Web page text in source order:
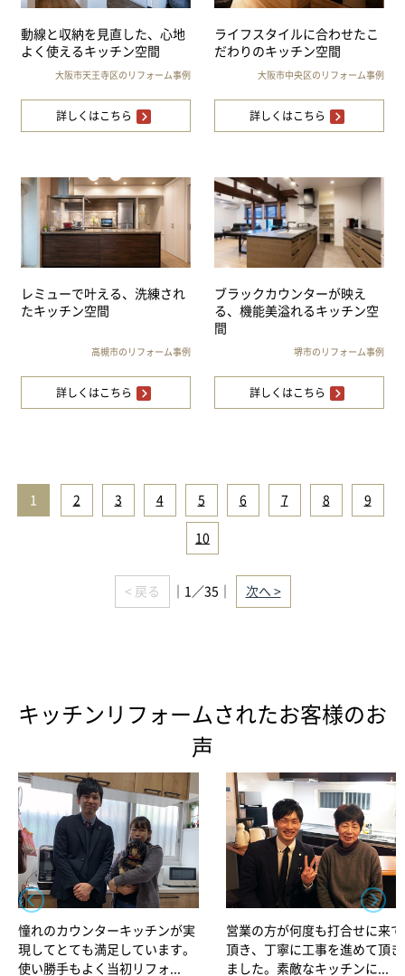
動線と収納を見直した、心地
よく使えるキッチン空間
大阪市天王寺区のリフォーム事例
詳しくはこちら
ライフスタイルに合わせたこ
だわりのキッチン空間
大阪市中央区のリフォーム事例
詳しくはこちら
レミューで叶える、洗練され
たキッチン空間
高槻市のリフォーム事例
詳しくはこちら
ブラックカウンターが映え
る、機能美溢れるキッチン空
間
堺市のリフォーム事例
詳しくはこちら
1 2 3 4 5 6 7 8 9
10
< 戻る ｜1／35｜ 次へ >
キッチンリフォームされたお客様のお
声
憧れのカウンターキッチンが実
現してとても満足しています。
使い勝手もよく当初リフォ...
営業の方が何度も打合せに来て
頂き、丁寧に工事を進めて頂き
ました。素敵なキッチンに...